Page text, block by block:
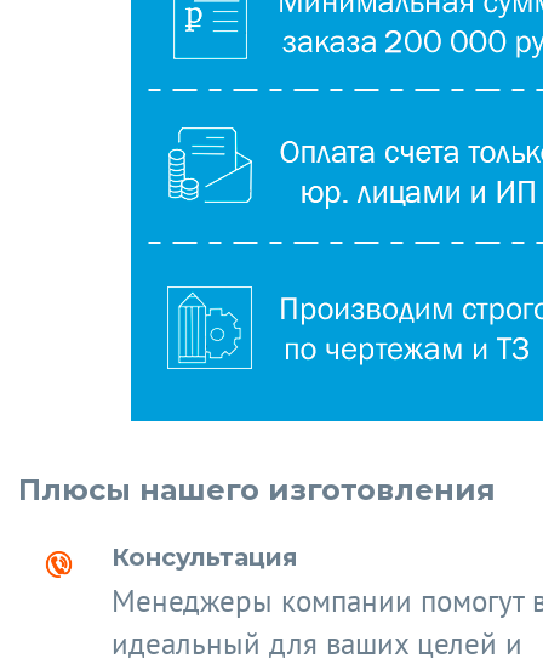
Плюсы нашего изготовления
Консультация
Менеджеры компании помогут
идеальный для ваших целей и